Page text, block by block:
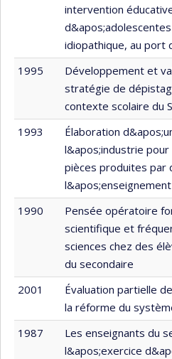
intervention
idiopathique, au port
1995
Développement et
stratégie de
contexte scolaire du
1993
Élaboration
l&apos;industrie
pièces produites par
1990
Pensée opératoire
scientifique et
sciences chez des
du secondaire
2001
Évaluation partielle
la réforme du
1987
Les enseignants du
l&apos;exercice